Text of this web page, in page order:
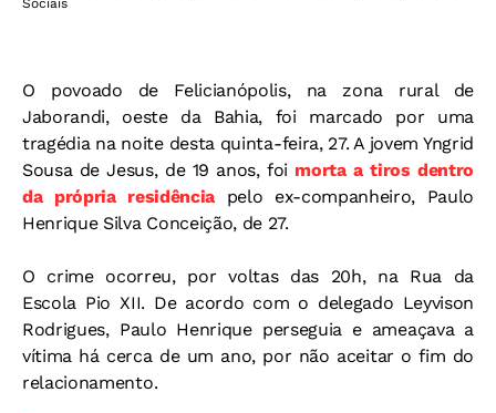
O povoado de Felicianópolis, na zona rural de
Jaborandi, oeste da Bahia, foi marcado por uma
tragédia na noite desta quinta-feira, 27. A jovem Yngrid
Sousa de Jesus, de 19 anos, foi morta a tiros dentro
da própria residência pelo ex-companheiro, Paulo
Henrique Silva Conceição, de 27.
O crime ocorreu, por voltas das 20h, na Rua da
Escola Pio XII. De acordo com o delegado Leyvison
Rodrigues, Paulo Henrique perseguia e ameaçava a
vítima há cerca de um ano, por não aceitar o fim do
relacionamento.